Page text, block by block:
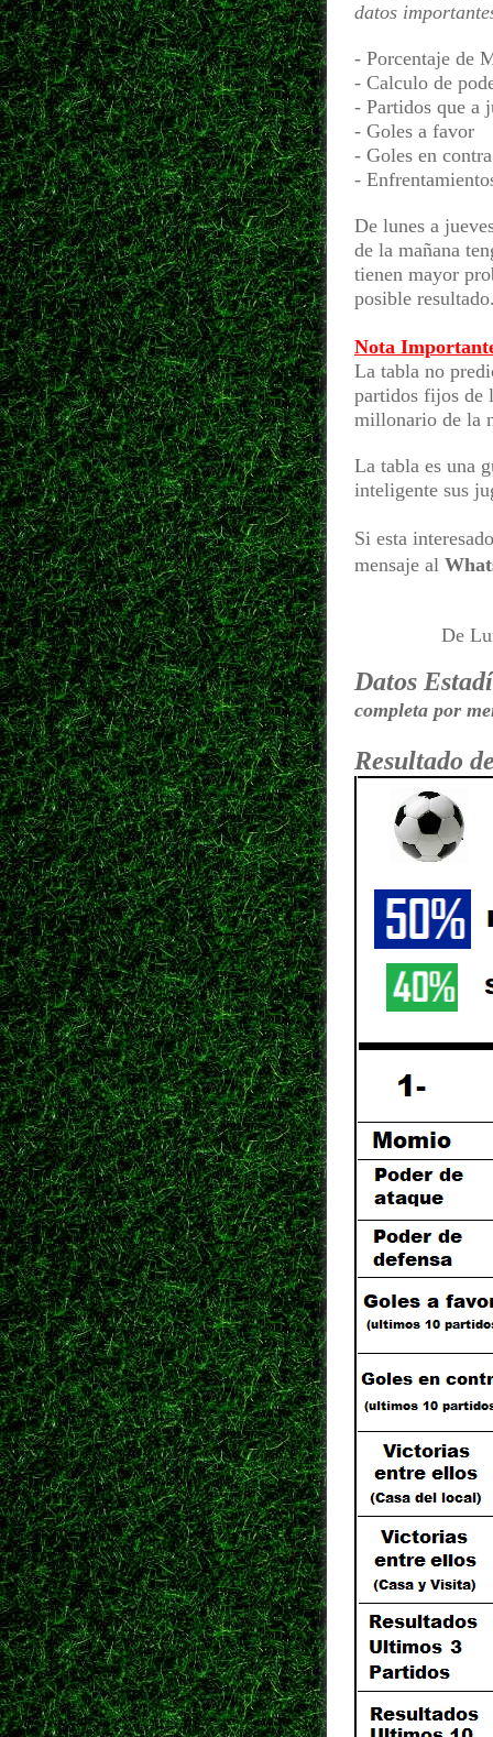
datos
- Porcentaje de
- Calculo de
- Partidos que a
- Goles a favor
- Goles en contra
-
De lunes a
de la mañana
tienen mayor
posible
Nota
La tabla no
partidos fijos de
millonario de la
La tabla es una
inteligente sus
Si esta
mensaje al
De
Datos
completa por
Resultado